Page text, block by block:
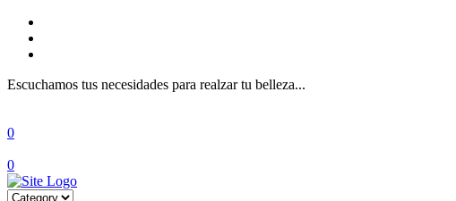
Escuchamos tus necesidades para realzar tu belleza...
0
0